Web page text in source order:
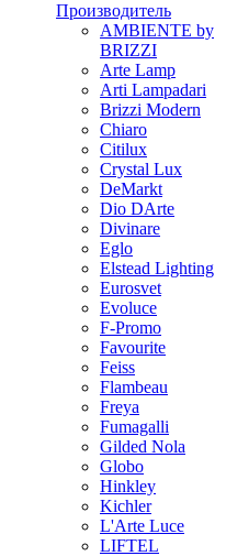
Производитель
AMBIENTE by
BRIZZI
Arte Lamp
Arti Lampadari
Brizzi Modern
Chiaro
Citilux
Crystal Lux
DeMarkt
Dio DArte
Divinare
Eglo
Elstead Lighting
Eurosvet
Evoluce
F-Promo
Favourite
Feiss
Flambeau
Freya
Fumagalli
Gilded Nola
Globo
Hinkley
Kichler
L'Arte Luce
LIFTEL